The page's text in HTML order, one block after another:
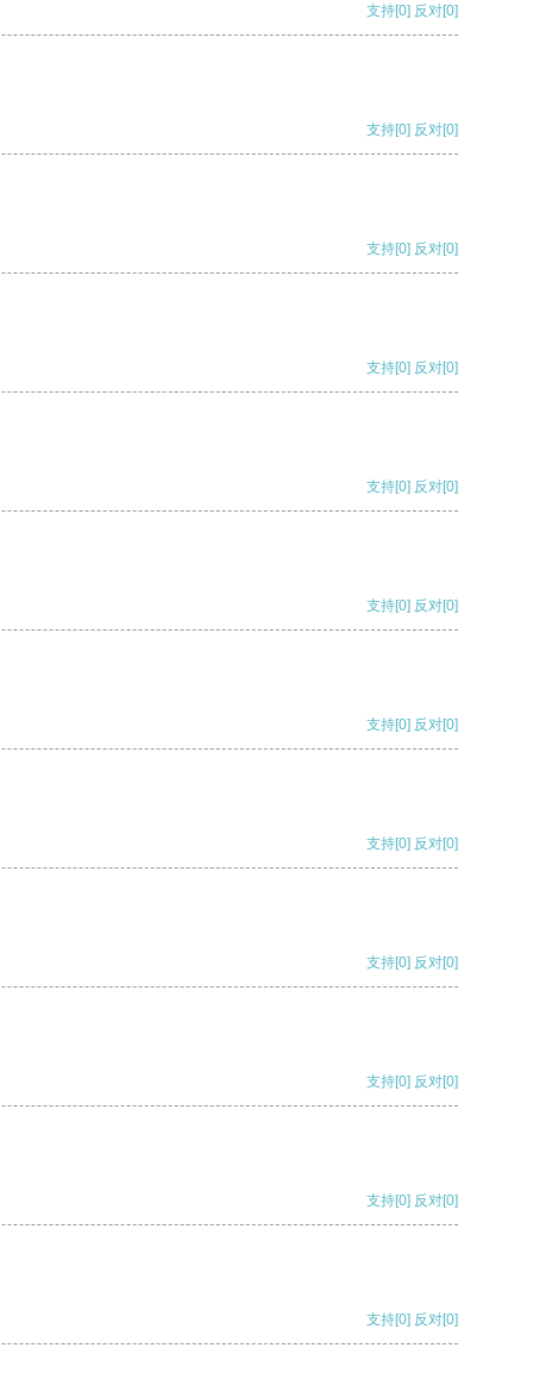
支持[0] 反对[0]
支持[0] 反对[0]
支持[0] 反对[0]
支持[0] 反对[0]
支持[0] 反对[0]
支持[0] 反对[0]
支持[0] 反对[0]
支持[0] 反对[0]
支持[0] 反对[0]
支持[0] 反对[0]
支持[0] 反对[0]
支持[0] 反对[0]